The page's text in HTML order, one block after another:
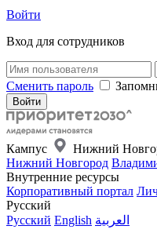
Войти
Вход для сотрудников
Сменить пароль
Кампус
Нижний
Нижний Новгород
Внутренние ресурсы
Корпоративный портал
Русский
Русский English العربية